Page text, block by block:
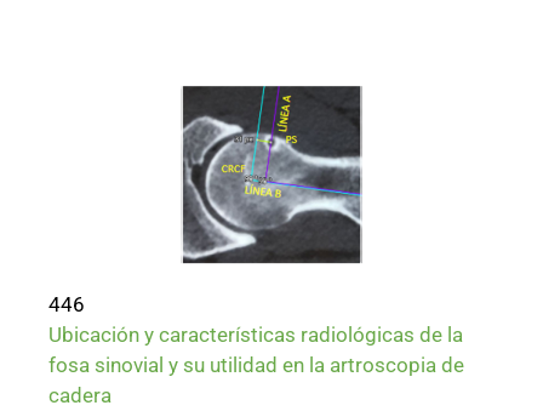
446
Ubicación y características radiológicas de la
fosa sinovial y su utilidad en la artroscopia de
cadera